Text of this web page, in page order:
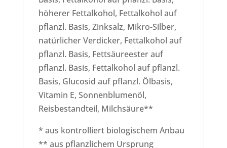
höherer Fettalkohol, Fettalkohol auf
pflanzl. Basis, Zinksalz, Mikro-Silber,
natürlicher Verdicker, Fettalkohol auf
pflanzl. Basis, Fettsäureester auf
pflanzl. Basis, Fettalkohol auf pflanzl.
Basis, Glucosid auf pflanzl. Ölbasis,
Vitamin E, Sonnenblumenöl,
Reisbestandteil, Milchsäure**
* aus kontrolliert biologischem Anbau
** aus pflanzlichem Ursprung